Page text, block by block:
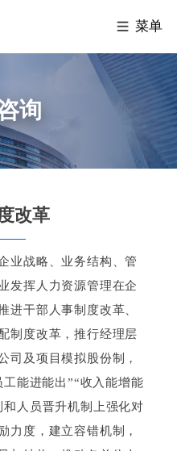
菜单
询
改革
业战略、业务结构、管
发挥人力资源管理在企
进干部人事制度改革、
制度改革，推行经理层
司及项目模拟股份制，
能进能出”“收入能增能
人员晋升机制上强化对
力度，建立容错机制，